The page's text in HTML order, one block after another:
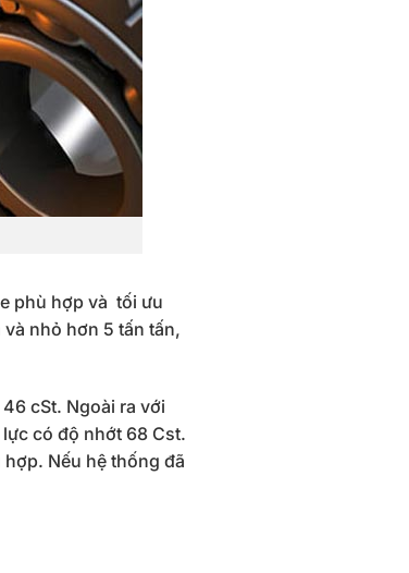
phù hợp và tối ưu
nhỏ hơn 5 tấn tấn,
cSt. Ngoài ra với
có độ nhớt 68 Cst.
Nếu hệ thống đã